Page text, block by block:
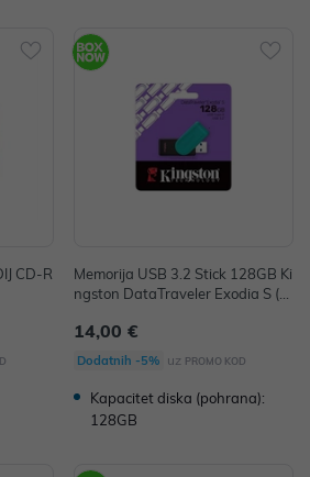
CD-R
Memorija USB 3.2 Stick 128GB Ki
ngston DataTraveler Exodia S (Bl
14,00 €
Dodatnih -5% uz PROMO KOD
Kapacitet diska (pohrana):
128GB